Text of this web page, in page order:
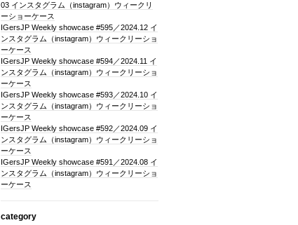
03 インスタグラム（instagram）ウィークリ
ーショーケース
IGersJP Weekly showcase #595／2024.12 イ
ンスタグラム（instagram）ウィークリーショ
ーケース
IGersJP Weekly showcase #594／2024.11 イ
ンスタグラム（instagram）ウィークリーショ
ーケース
IGersJP Weekly showcase #593／2024.10 イ
ンスタグラム（instagram）ウィークリーショ
ーケース
IGersJP Weekly showcase #592／2024.09 イ
ンスタグラム（instagram）ウィークリーショ
ーケース
IGersJP Weekly showcase #591／2024.08 イ
ンスタグラム（instagram）ウィークリーショ
ーケース
category